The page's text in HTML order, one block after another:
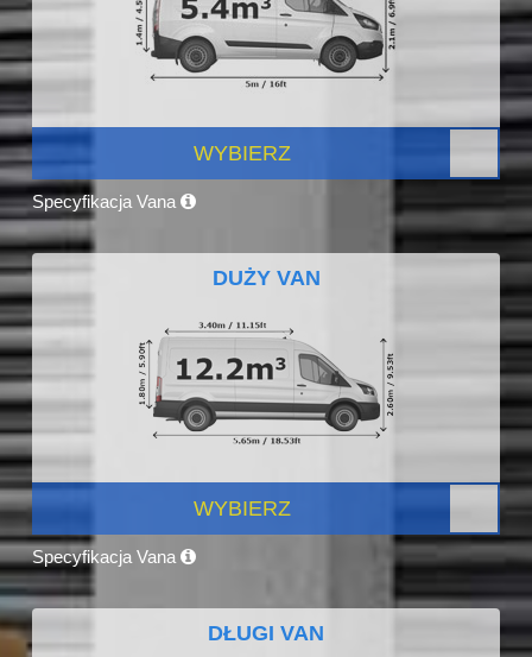
WYBIERZ
Specyfikacja Vana
DUŻY VAN
WYBIERZ
Specyfikacja Vana
DŁUGI VAN